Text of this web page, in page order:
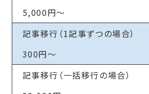
5,000円～
記事移行（1記事ずつの場合）
300円～
記事移行（一括移行の場合）